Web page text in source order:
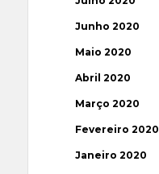
Junho 2020
Maio 2020
Abril 2020
Março 2020
Fevereiro 2020
Janeiro 2020